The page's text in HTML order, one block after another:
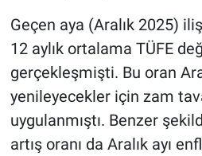
Geçen aya (Aralık 2025)
12 aylık ortalama TÜFE
gerçekleşmişti. Bu oran
yenileyecekler için zam
uygulanmıştı. Benzer
artış oranı da Aralık ayı